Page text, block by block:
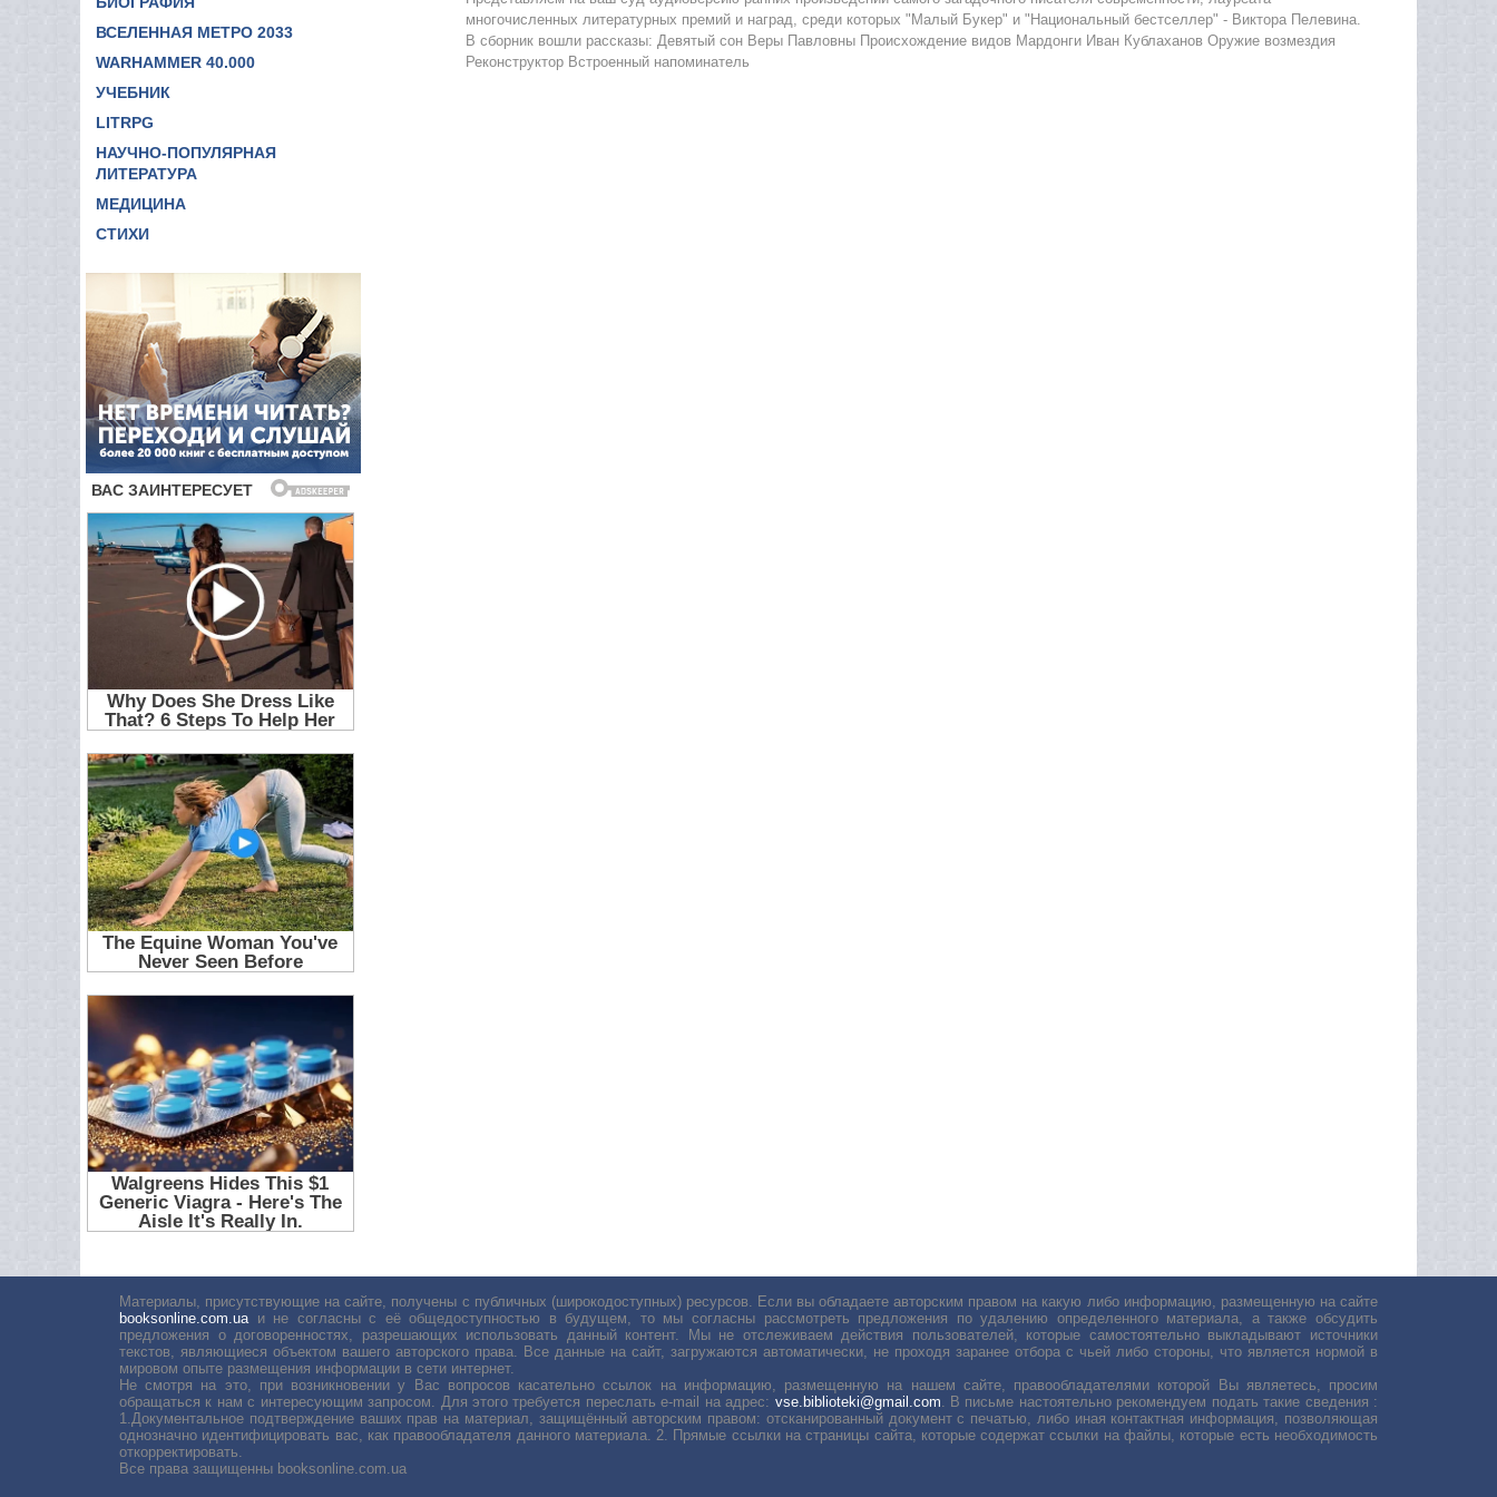
ВСЕЛЕННАЯ МЕТРО 2033
WARHAMMER 40.000
УЧЕБНИК
LITRPG
НАУЧНО-ПОПУЛЯРНАЯ
ЛИТЕРАТУРА
МЕДИЦИНА
СТИХИ
многочисленных литературных премий и наград, среди которых "Малый Букер" и "Национальный бестселлер" - Виктора Пелевина.
В сборник вошли рассказы: Девятый сон Веры Павловны Происхождение видов Мардонги Иван Кублаханов Оружие возмездия
Реконструктор Встроенный напоминатель
Материалы, присутствующие на сайте, получены с публичных (широкодоступных) ресурсов. Если вы обладаете авторским правом на какую либо информацию, размещенную на сайте
booksonline.com.uaи не согласны с её общедоступностью в будущем, то мы согласны рассмотреть предложения по удалению определенного материала, а также обсудить
предложения о договоренностях, разрешающих использовать данный контент. Мы не отслеживаем действия пользователей, которые самостоятельно выкладывают источники
текстов, являющиеся объектом вашего авторского права. Все данные на сайт, загружаются автоматически, не проходя заранее отбора с чьей либо стороны, что является нормой в
мировом опыте размещения информации в сети интернет.
Не смотря на это, при возникновении у Вас вопросов касательно ссылок на информацию, размещенную на нашем сайте, правообладателями которой Вы являетесь, просим
обращаться к нам с интересующим запросом. Для этого требуется переслать е-mail на адрес: vse.biblioteki@gmail.com. В письме настоятельно рекомендуем подать такие сведения :
1.Документальное подтверждение ваших прав на материал, защищённый авторским правом: отсканированный документ с печатью, либо иная контактная информация, позволяющая
однозначно идентифицировать вас, как правообладателя данного материала. 2. Прямые ссылки на страницы сайта, которые содержат ссылки на файлы, которые есть необходимость
откорректировать.
Все права защищенны booksonline.com.ua